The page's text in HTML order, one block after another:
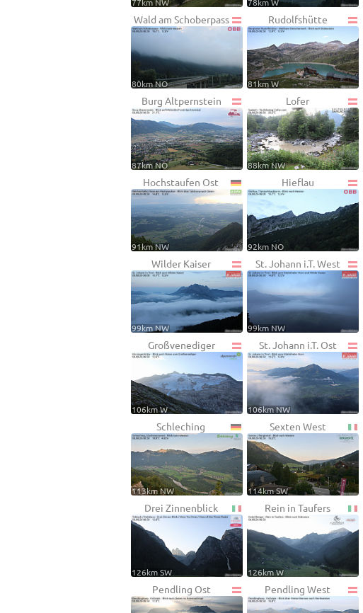
Wald am Schoberpass
80km NO
Rudolfshütte
81km W
Burg Altpernstein
87km NO
Lofer
88km NW
Hochstaufen Ost
91km NW
Hieflau
92km NO
Wilder Kaiser
99km NW
St. Johann i.T. West
99km NW
Großvenediger
106km W
St. Johann i.T. Ost
106km NW
Schleching
113km NW
Sexten West
114km SW
Drei Zinnenblick
126km SW
Rein in Taufers
126km W
Pendling Ost Pendling West